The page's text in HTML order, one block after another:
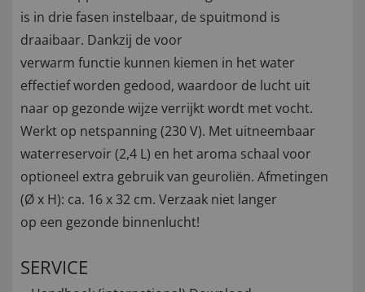
is in drie fasen instelbaar, de spuitmond is
draaibaar. Dankzij de voor
verwarm functie kunnen kiemen in het water
effectief worden gedood, waardoor de lucht uit
naar op gezonde wijze verrijkt wordt met vocht.
Werkt op netspanning (230 V). Met uitneembaar
waterreservoir (2,4 L) en het aroma schaal voor
optioneel extra gebruik van geuroliën. Afmetingen
(Ø x H): ca. 16 x 32 cm. Verzaak niet langer
op een gezonde binnenlucht!
SERVICE